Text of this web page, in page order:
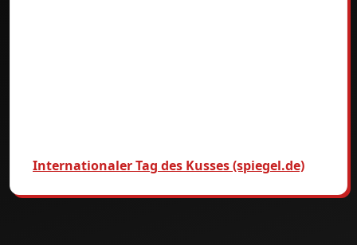
Internationaler Tag des Kusses (spiegel.de)